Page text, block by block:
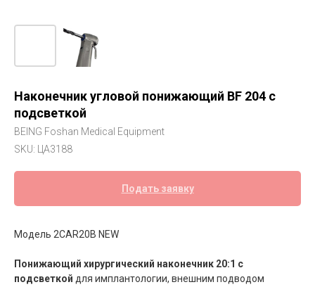
Наконечник угловой понижающий BF 204 с
подсветкой
BEING Foshan Medical Equipment
SKU:
ЦА3188
Подать заявку
Модель 2CAR20B NEW
Понижающий хирургический наконечник 20:1 с
подсветкой для имплантологии, внешним подводом